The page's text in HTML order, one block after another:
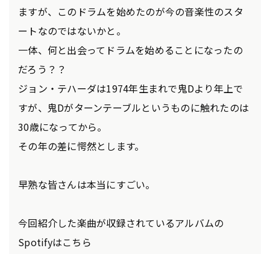
ますが、このドラムを始めたのが今の音楽性のスタ
ートなのではないかと。
一体、何と出会ってドラムを始めることになったの
だろう？？
ジョン・テハーダは1974年生まれで鬼Dより年上で
すが、鬼Dがターンテーブルというものに触れたのは
30歳になってから。
その年の差に愕然とします。
早熟な皆さんは本当にすごい。
今回紹介した楽曲が収録されているアルバムの
Spotifyはこちら